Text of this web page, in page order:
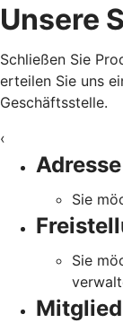
Unsere
Schließen Sie
erteilen Sie uns
Geschäftsstelle.
‹
Sie
Sie